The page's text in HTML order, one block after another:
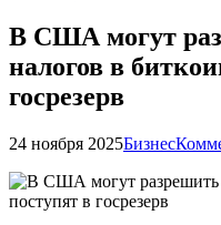
В США могут
налогов в
госрезерв
24 ноября 2025Бизнес